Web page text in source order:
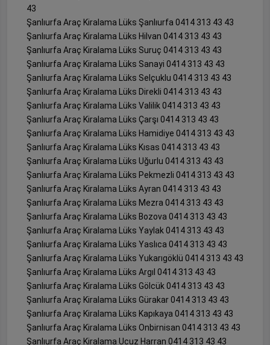
43
Şanlıurfa Araç Kiralama Lüks Şanlıurfa 0414 313 43 43
Şanlıurfa Araç Kiralama Lüks Hilvan 0414 313 43 43
Şanlıurfa Araç Kiralama Lüks Suruç 0414 313 43 43
Şanlıurfa Araç Kiralama Lüks Sanayi 0414 313 43 43
Şanlıurfa Araç Kiralama Lüks Selçuklu 0414 313 43 43
Şanlıurfa Araç Kiralama Lüks Direkli 0414 313 43 43
Şanlıurfa Araç Kiralama Lüks Valilik 0414 313 43 43
Şanlıurfa Araç Kiralama Lüks Çarşı 0414 313 43 43
Şanlıurfa Araç Kiralama Lüks Hamidiye 0414 313 43 43
Şanlıurfa Araç Kiralama Lüks Kısas 0414 313 43 43
Şanlıurfa Araç Kiralama Lüks Uğurlu 0414 313 43 43
Şanlıurfa Araç Kiralama Lüks Pekmezli 0414 313 43 43
Şanlıurfa Araç Kiralama Lüks Ayran 0414 313 43 43
Şanlıurfa Araç Kiralama Lüks Mezra 0414 313 43 43
Şanlıurfa Araç Kiralama Lüks Bozova 0414 313 43 43
Şanlıurfa Araç Kiralama Lüks Yaylak 0414 313 43 43
Şanlıurfa Araç Kiralama Lüks Yaslıca 0414 313 43 43
Şanlıurfa Araç Kiralama Lüks Yukarıgöklü 0414 313 43 43
Şanlıurfa Araç Kiralama Lüks Argıl 0414 313 43 43
Şanlıurfa Araç Kiralama Lüks Gölcük 0414 313 43 43
Şanlıurfa Araç Kiralama Lüks Gürakar 0414 313 43 43
Şanlıurfa Araç Kiralama Lüks Kapıkaya 0414 313 43 43
Şanlıurfa Araç Kiralama Lüks Onbirnisan 0414 313 43 43
Şanlıurfa Araç Kiralama Ucuz Harran 0414 313 43 43